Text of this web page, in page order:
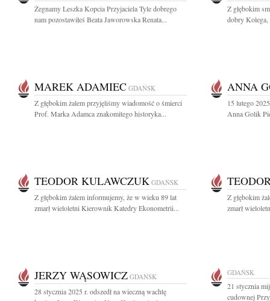
Żegnamy Leszka Kopcia Przyjaciela Tyle dobrego
nam pozostawiłeś Beata Jaworowska Renata...
Z głębokim
dobry Kolega,
MAREK ADAMIEC GDAŃSK
Z głębokim żalem przyjęliśmy wiadomość o śmierci
Prof. Marka Adamca znakomitego historyka...
ANNA
15 lutego
Anna Golik
TEODOR KULAWCZUK GDAŃSK
Z głębokim żalem informujemy, że w wieku 89 lat
zmarł wieloletni Kierownik Katedry Ekonometrii...
Z głębokim
zmarł
JERZY WĄSOWICZ GDAŃSK
28 stycznia 2025 r. odszedł na wieczną wachtę
GDAŃSK
21 stycznia
cudownej